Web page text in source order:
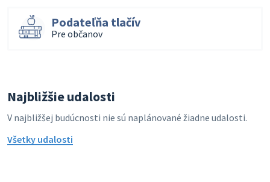
Podateľňa tlačív
Pre občanov
Najbližšie udalosti
V najbližšej budúcnosti nie sú naplánované žiadne udalosti.
Všetky udalosti